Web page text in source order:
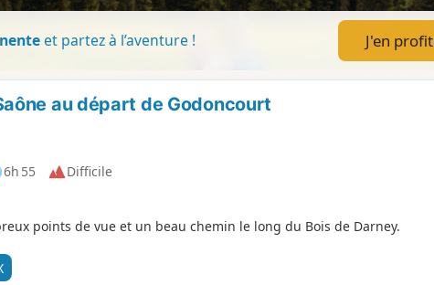
et partez à l’aventure ! J'en
au départ de Godoncourt
6h 55
Difficile
points de vue et un beau chemin le long du Bois de Darney.